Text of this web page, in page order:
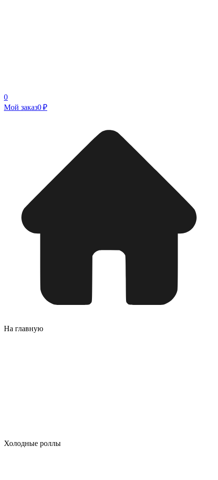
0
Мой заказ0 ₽
На главную
Холодные роллы